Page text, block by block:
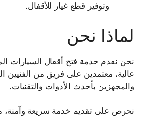
وتوفير قطع غيار للأقفال.
لماذا نحن
نحن نقدم خدمة فتح أقفال السيارات
عالية، معتمدين على فريق من الفنيين
والمجهزين بأحدث الأدوات والتقنيات.
نحرص على تقديم خدمة سريعة وآمنة،